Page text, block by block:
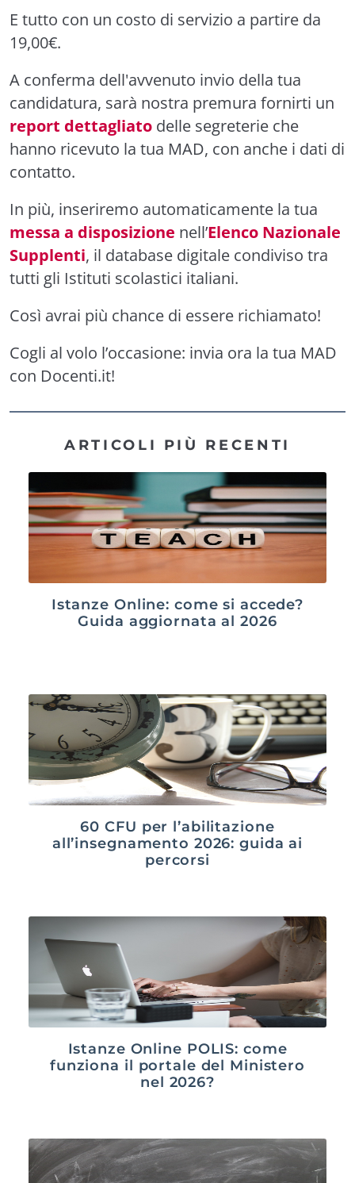
E tutto con un costo di servizio a partire da
19,00€.
A conferma dell'avvenuto invio della tua
candidatura, sarà nostra premura fornirti un
report dettagliato delle segreterie che
hanno ricevuto la tua MAD, con anche i dati di
contatto.
In più, inseriremo automaticamente la tua
messa a disposizione nell’Elenco Nazionale
Supplenti, il database digitale condiviso tra
tutti gli Istituti scolastici italiani.
Così avrai più chance di essere richiamato!
Cogli al volo l’occasione: invia ora la tua MAD
con Docenti.it!
ARTICOLI PIÙ RECENTI
Istanze Online: come si accede?
Guida aggiornata al 2026
60 CFU per l’abilitazione
all’insegnamento 2026: guida ai
percorsi
Istanze Online POLIS: come
funziona il portale del Ministero
nel 2026?